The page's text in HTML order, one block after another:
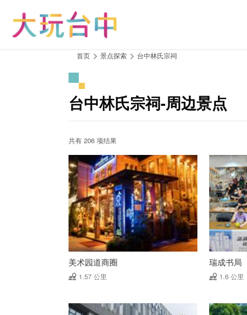
首页 景点探索 台中林氏宗祠
台中林氏宗祠-周边景点
共有 206 项结果
美术园道商圈
1.57 公里
瑞成书局
1.6 公里